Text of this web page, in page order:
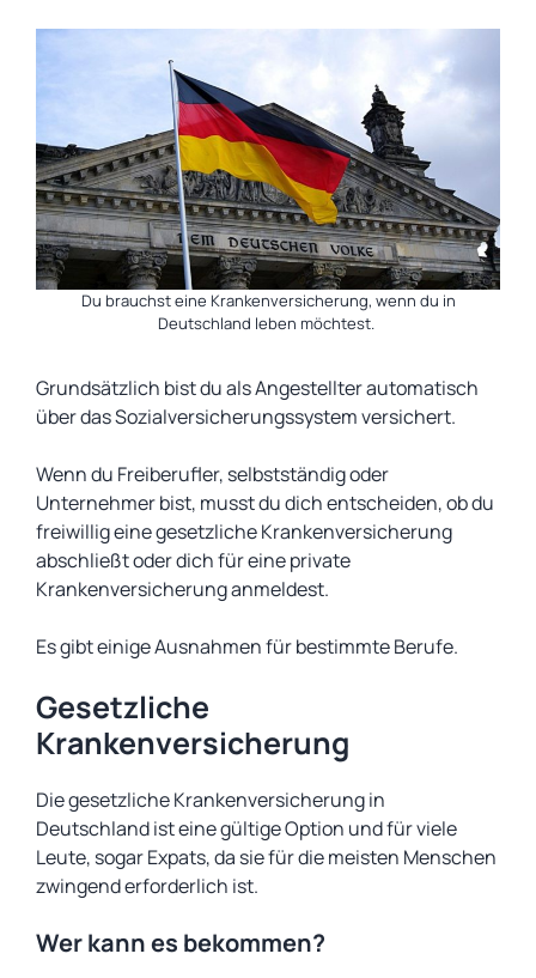
Du brauchst eine Krankenversicherung, wenn du in
Deutschland leben möchtest.
Grundsätzlich bist du als Angestellter automatisch
über das Sozialversicherungssystem versichert.
Wenn du Freiberufler, selbstständig oder
Unternehmer bist, musst du dich entscheiden, ob du
freiwillig eine gesetzliche Krankenversicherung
abschließt oder dich für eine private
Krankenversicherung anmeldest.
Es gibt einige Ausnahmen für bestimmte Berufe.
Gesetzliche
Krankenversicherung
Die gesetzliche Krankenversicherung in
Deutschland ist eine gültige Option und für viele
Leute, sogar Expats, da sie für die meisten Menschen
zwingend erforderlich ist.
Wer kann es bekommen?